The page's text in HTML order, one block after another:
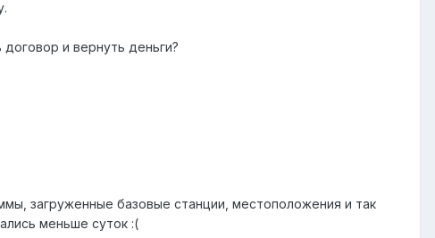
и вернуть деньги?
загруженные базовые станции, местоположения и так
меньше суток :(